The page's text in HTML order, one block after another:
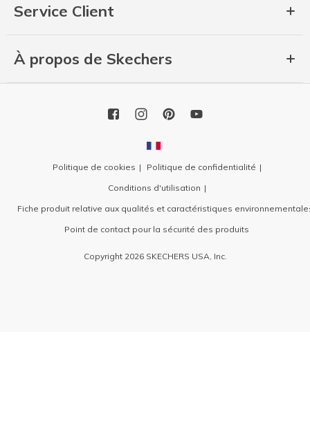
Service Client
À propos de Skechers
Politique de cookies
Politique de confidentialité
Conditions d'utilisation
Fiche produit relative aux qualités et caractéristiques
Point de contact pour la sécurité des produits
Copyright 2026 SKECHERS USA, Inc.